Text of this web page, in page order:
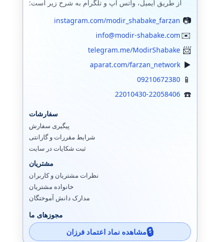
از طریق ایمیل، واتس اپ و تلگرام به شرح زیر است:
instagram.com/modir_shabake_farzan
info@modir-shabake.com
telegram.me/ModirShabake
aparat.com/farzan_network
09210672380
22010430-22058406
سفارشات
پیگیری سفارش
شرایط مقررات و گارانتی
ثبت شکایات در سایت
مشتریان
نظرات مشتریان و کاربران
خانواده مشتریان
مدارک دانش آموختگان
مجوزهای ما
مشاهده نماد اعتماد فرزان